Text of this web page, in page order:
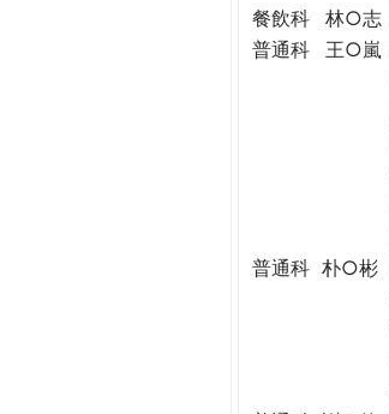
餐飲科
林○志
普通科
王○嵐
普通科 朴○彬